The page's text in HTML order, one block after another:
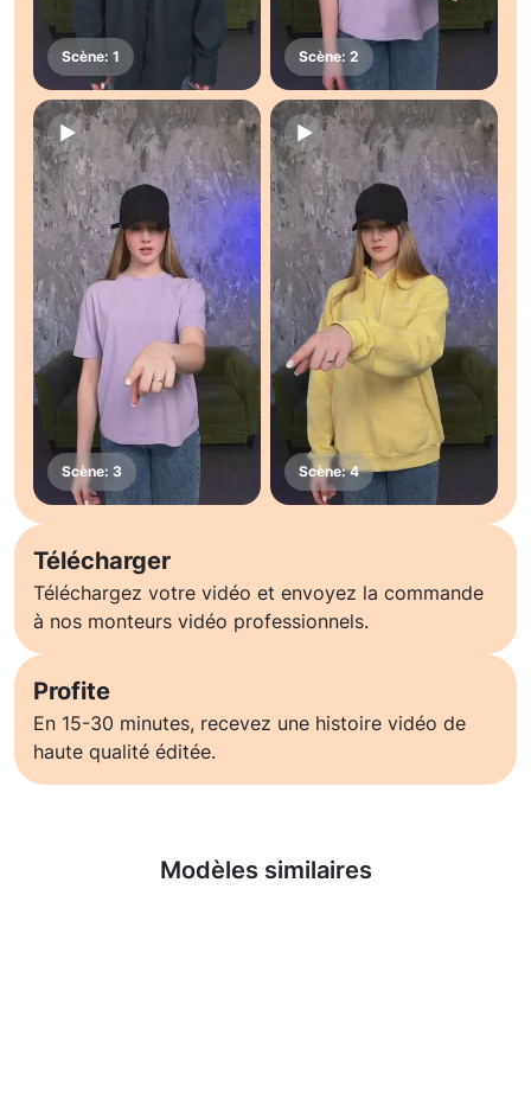
Télécharger
Téléchargez votre vidéo et envoyez la commande
à nos monteurs vidéo professionnels.
Profite
En 15-30 minutes, recevez une histoire vidéo de
haute qualité éditée.
Modèles similaires
En savoir plus